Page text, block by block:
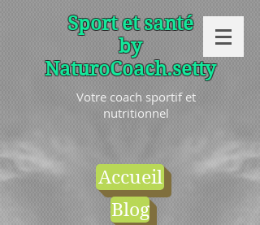
Sport et santé
by
NaturoCoach.setty
Votre coach sportif et
nutritionnel
Accueil
Blog